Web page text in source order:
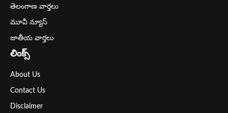
తెలంగాణ వార్తలు
మూవీ న్యూస్
జాతీయ వార్తలు
లింక్స్
About Us
Contact Us
Disclaimer